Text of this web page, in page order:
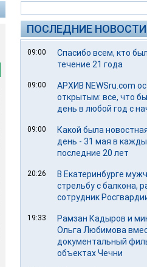
ПОСЛЕДНИЕ
09:00
Спасибо всем, кто
течение 21 года
09:00
АРХИВ NEWSru.com
открытым: все, что
день в любой год с
09:00
Какой была
день - 31 мая в
последние 20 лет
20:26
В Екатеринбурге
стрельбу с балкона,
сотрудник
19:33
Рамзан Кадыров и
Ольга Любимова
документальный
объектах Чечни